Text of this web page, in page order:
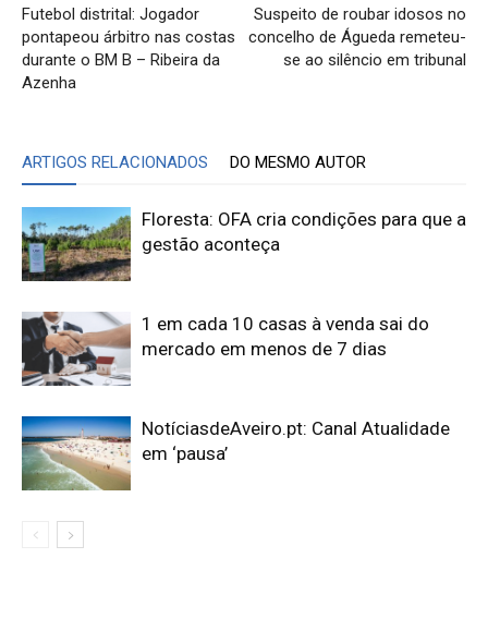
Futebol distrital: Jogador
pontapeou árbitro nas costas
durante o BM B – Ribeira da
Azenha
Suspeito de roubar idosos no
concelho de Águeda remeteu-
se ao silêncio em tribunal
ARTIGOS RELACIONADOS DO MESMO AUTOR
Floresta: OFA cria condições para que a
gestão aconteça
1 em cada 10 casas à venda sai do
mercado em menos de 7 dias
NotíciasdeAveiro.pt: Canal Atualidade
em ‘pausa’